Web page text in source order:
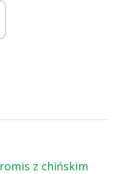
z chińskim